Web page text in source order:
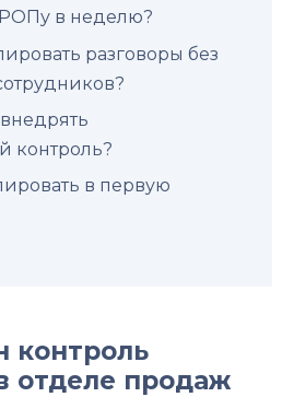
в неделю?
разговоры без
контроль?
в первую
контроль
отделе продаж